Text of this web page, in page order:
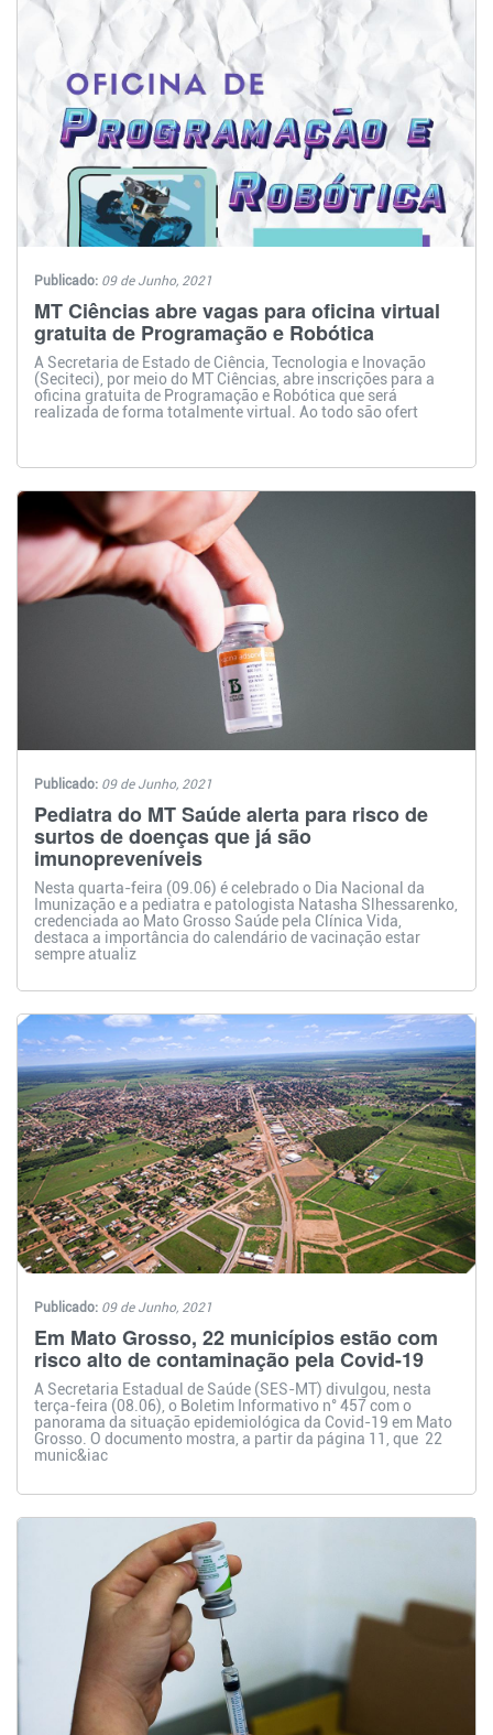
Publicado: 09 de Junho, 2021
MT Ciências abre vagas para oficina virtual
gratuita de Programação e Robótica
A Secretaria de Estado de Ciência, Tecnologia e Inovação
(Seciteci), por meio do MT Ciências, abre inscrições para a
oficina gratuita de Programação e Robótica que será
realizada de forma totalmente virtual. Ao todo são ofert
Publicado: 09 de Junho, 2021
Pediatra do MT Saúde alerta para risco de
surtos de doenças que já são
imunopreveníveis
Nesta quarta-feira (09.06) é celebrado o Dia Nacional da
Imunização e a pediatra e patologista Natasha Slhessarenko,
credenciada ao Mato Grosso Saúde pela Clínica Vida,
destaca a importância do calendário de vacinação estar
sempre atualiz
Publicado: 09 de Junho, 2021
Em Mato Grosso, 22 municípios estão com
risco alto de contaminação pela Covid-19
A Secretaria Estadual de Saúde (SES-MT) divulgou, nesta
terça-feira (08.06), o Boletim Informativo n° 457 com o
panorama da situação epidemiológica da Covid-19 em Mato
Grosso. O documento mostra, a partir da página 11, que 22
munic&iac